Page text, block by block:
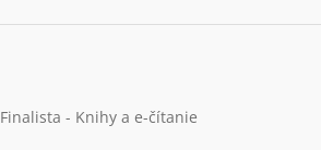
Finalista - Knihy a e-čítanie